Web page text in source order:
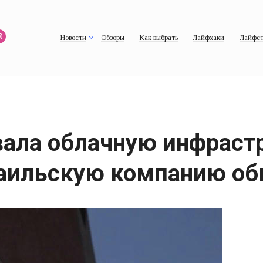
Новости Обзоры Как выбрать Лайфхаки
облачную
компанию